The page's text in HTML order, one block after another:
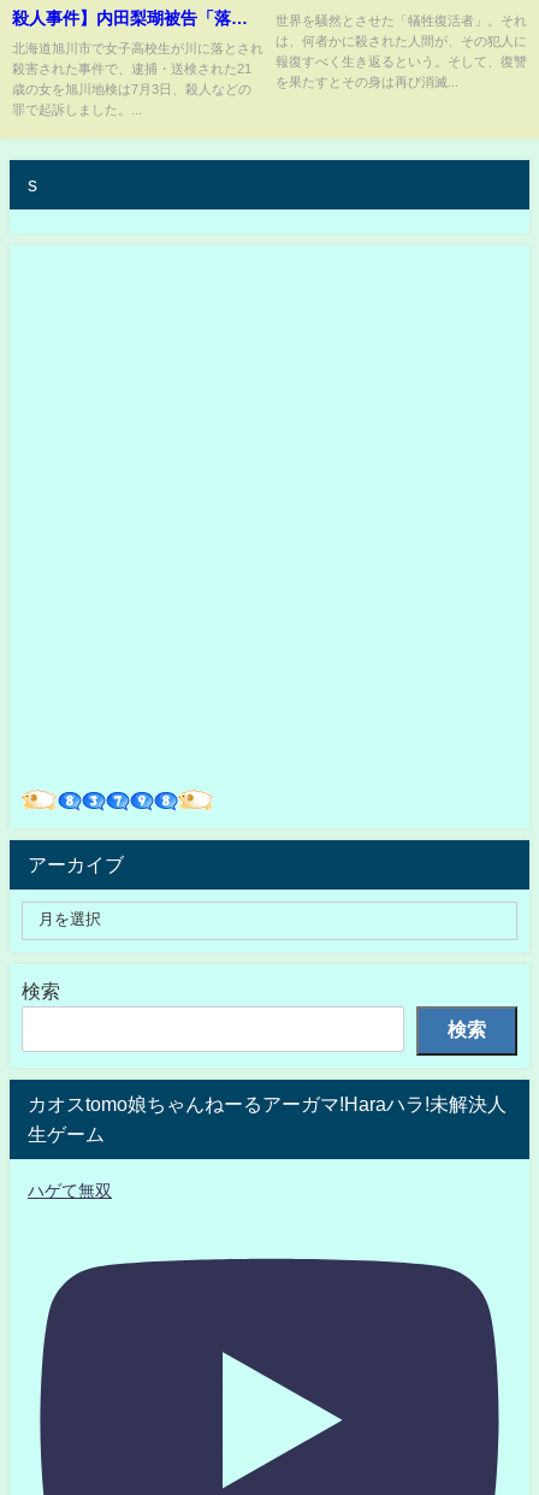
殺人事件】内田梨瑚被告「落ち
ろ、死ねや」橋の欄干に座る姿
を動画で撮影…その後、女子高
校生は転落か 21歳女を殺人など
北海道旭川市で女子高校生が川に落とされ
殺害された事件で、逮捕・送検された21
歳の女を旭川地検は7月3日、殺人などの
罪で起訴しました。...
世界を騒然とさせた「犠牲復活者」。それ
は、何者かに殺された人間が、その犯人に
報復すべく生き返るという。そして、復讐
を果たすとその身は再び消滅...
s
アーカイブ
検索
検索
カオスtomo娘ちゃんねーるアーガマ!Haraハラ!未解決人
生ゲーム
ハゲて無双